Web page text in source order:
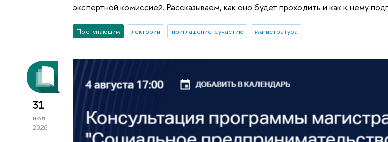
экспертной комиссией. Рассказываем, как оно будет проходить и как к нему
Поступающим лектории приглашение к участию магистратура
31
июл
2026